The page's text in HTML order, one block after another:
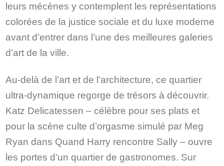
leurs mécènes y contemplent les représentations
colorées de la justice sociale et du luxe moderne
avant d’entrer dans l’une des meilleures galeries
d’art de la ville.
Au-delà de l’art et de l’architecture, ce quartier
ultra-dynamique regorge de trésors à découvrir.
Katz Delicatessen – célèbre pour ses plats et
pour la scène culte d’orgasme simulé par Meg
Ryan dans Quand Harry rencontre Sally – ouvre
les portes d’un quartier de gastronomes. Sur